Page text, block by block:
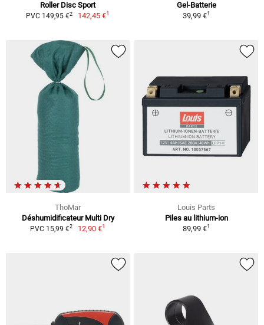
Roller Disc Sport
PVC 149,95 €2 142,45 €1
Gel-Batterie
39,99 €1
ThoMar
Déshumidificateur Multi Dry
PVC 15,99 €2 12,90 €1
Louis Parts
Piles au lithium-ion
89,99 €1